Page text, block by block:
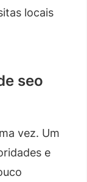
locais
seo
vez. Um
e